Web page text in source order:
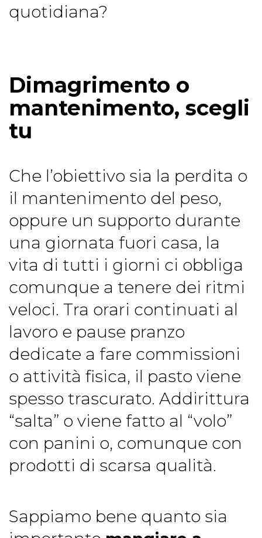
quotidiana?
Dimagrimento o
mantenimento, scegli
tu
Che l’obiettivo sia la perdita o
il mantenimento del peso,
oppure un supporto durante
una giornata fuori casa, la
vita di tutti i giorni ci obbliga
comunque a tenere dei ritmi
veloci. Tra orari continuati al
lavoro e pause pranzo
dedicate a fare commissioni
o attività fisica, il pasto viene
spesso trascurato. Addirittura
“salta” o viene fatto al “volo”
con panini o, comunque con
prodotti di scarsa qualità.
Sappiamo bene quanto sia